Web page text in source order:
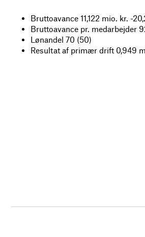
Bruttoavance 11,122 mio. kr. -
Bruttoavance pr. medarbejder
Lønandel 70 (50)
Resultat af primær drift 0,949